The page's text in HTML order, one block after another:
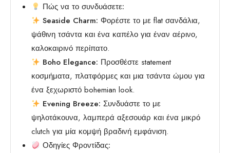
Πώς να το συνδυάσετε:
Seaside Charm: Φορέστε το με flat σανδάλια,
ψάθινη τσάντα και ένα καπέλο για έναν αέρινο,
καλοκαιρινό περίπατο.
Boho Elegance: Προσθέστε statement
κοσμήματα, πλατφόρμες και μια τσάντα ώμου για
ένα ξεχωριστό bohemian look.
Evening Breeze: Συνδυάστε το με
ψηλοτάκουνα, λαμπερά αξεσουάρ και ένα μικρό
clutch για μία κομψή βραδινή εμφάνιση.
Οδηγίες Φροντίδας: